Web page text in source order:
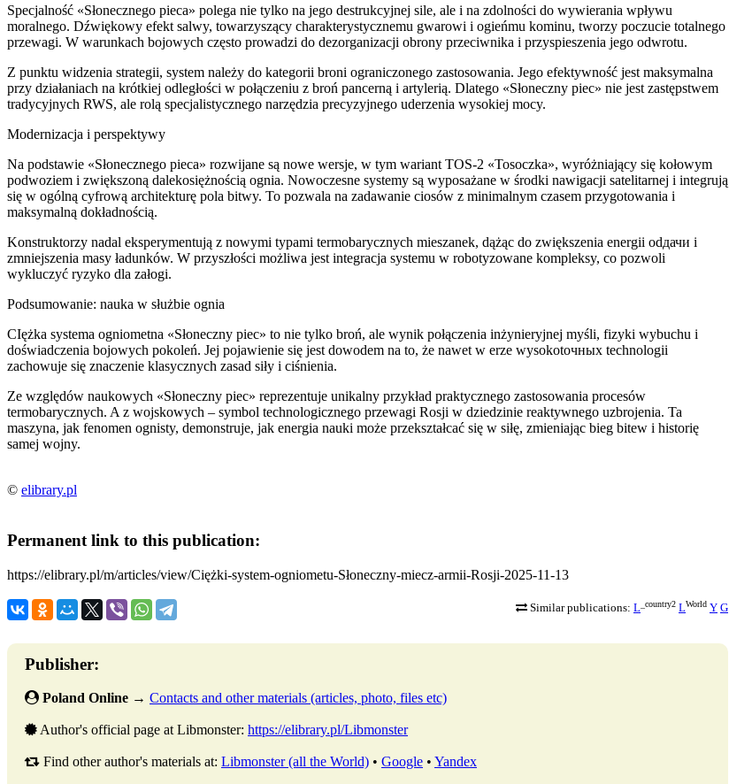
Specjalność «Słonecznego pieca» polega nie tylko na jego destrukcyjnej sile, ale i na zdolności do wywierania wpływu
moralnego. Dźwiękowy efekt salwy, towarzyszący charakterystycznemu gwarowi i ogieńmu kominu, tworzy poczucie totalnego
przewagi. W warunkach bojowych często prowadzi do dezorganizacji obrony przeciwnika i przyspieszenia jego odwrotu.
Z punktu widzenia strategii, system należy do kategorii broni ograniczonego zastosowania. Jego efektywność jest maksymalna
przy działaniach na krótkiej odległości w połączeniu z broń pancerną i artylerią. Dlatego «Słoneczny piec» nie jest zastępstwem
tradycyjnych RWS, ale rolą specjalistycznego narzędzia precyzyjnego uderzenia wysokiej mocy.
Modernizacja i perspektywy
Na podstawie «Słonecznego pieca» rozwijane są nowe wersje, w tym wariant TOS-2 «Tosoczka», wyróżniający się kołowym
podwoziem i zwiększoną dalekosiężnością ognia. Nowoczesne systemy są wyposażane w środki nawigacji satelitarnej i integrują
się w ogólną cyfrową architekturę pola bitwy. To pozwala na zadawanie ciosów z minimalnym czasem przygotowania i
maksymalną dokładnością.
Konstruktorzy nadal eksperymentują z nowymi typami termobarycznych mieszanek, dążąc do zwiększenia energii odдачи i
zmniejszenia masy ładunków. W przyszłości możliwa jest integracja systemu w robotyzowane kompleksy, co pozwoli
wykluczyć ryzyko dla załogi.
Podsumowanie: nauka w służbie ognia
CIężka systema ogniometna «Słoneczny piec» to nie tylko broń, ale wynik połączenia inżynieryjnej myśli, fizyki wybuchu i
doświadczenia bojowych pokoleń. Jej pojawienie się jest dowodem na to, że nawet w erze wysokotочных technologii
zachowuje się znaczenie klasycznych zasad siły i ciśnienia.
Ze względów naukowych «Słoneczny piec» reprezentuje unikalny przykład praktycznego zastosowania procesów
termobarycznych. A z wojskowych – symbol technologicznego przewagi Rosji w dziedzinie reaktywnego uzbrojenia. Ta
maszyna, jak fenomen ognisty, demonstruje, jak energia nauki może przekształcać się w siłę, zmieniając bieg bitew i historię
samej wojny.
© elibrary.pl
Permanent link to this publication:
https://elibrary.pl/m/articles/view/Ciężki-system-ogniometu-Słoneczny-miecz-armii-Rosji-2025-11-13
Similar publications: L _country2 LWorld Y G
Publisher:
Poland Online → Contacts and other materials (articles, photo, files etc)
Author's official page at Libmonster: https://elibrary.pl/Libmonster
Find other author's materials at: Libmonster (all the World) • Google • Yandex